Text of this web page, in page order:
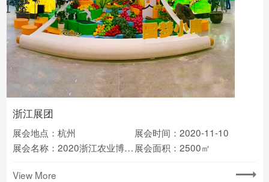
浙江展团
展会地点：杭州
展会时间：2020-11-10
展会名称：2020浙江农业博览会 展会面积：2500㎡
View More